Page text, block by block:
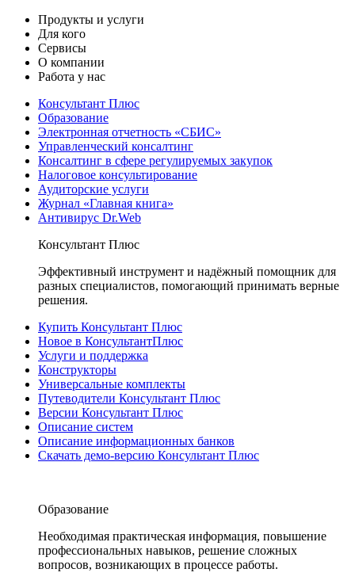
Продукты и услуги
Для кого
Сервисы
О компании
Работа у нас
Консультант Плюс
Образование
Электронная отчетность «СБИС»
Управленческий консалтинг
Консалтинг в сфере регулируемых закупок
Налоговое консультирование
Аудиторские услуги
Журнал «Главная книга»
Антивирус Dr.Web
Консультант Плюс
Эффективный инструмент и надёжный помощник для
разных специалистов, помогающий принимать верные
решения.
Купить Консультант Плюс
Новое в КонсультантПлюс
Услуги и поддержка
Конструкторы
Универсальные комплекты
Путеводители Консультант Плюс
Версии Консультант Плюс
Описание систем
Описание информационных банков
Скачать демо-версию Консультант Плюс
Образование
Необходимая практическая информация, повышение
профессиональных навыков, решение сложных
вопросов, возникающих в процессе работы.